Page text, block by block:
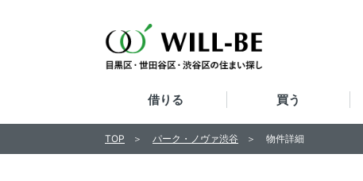
借りる 買う
TOP パーク・ノヴァ渋谷 物件詳細